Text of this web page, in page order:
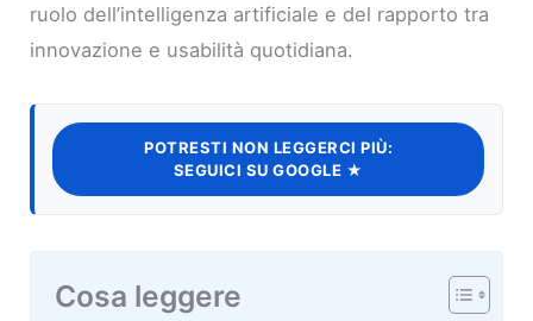
ruolo dell’intelligenza artificiale e del rapporto tra
innovazione e usabilità quotidiana.
POTRESTI NON LEGGERCI PIÙ:
SEGUICI SU GOOGLE ★
Cosa leggere